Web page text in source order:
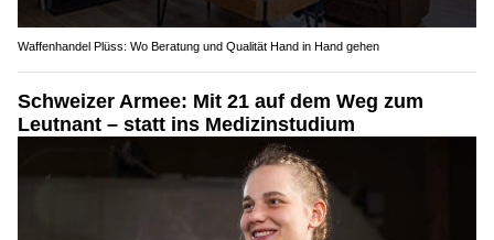
Waffenhandel Plüss: Wo Beratung und Qualität Hand in Hand gehen
Schweizer Armee: Mit 21 auf dem Weg zum
Leutnant – statt ins Medizinstudium